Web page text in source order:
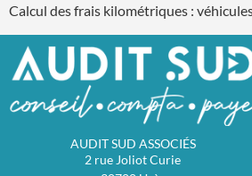
Calcul des frais kilométriques :
AUDIT SUD ASSOCIÉS
2 rue Joliot Curie